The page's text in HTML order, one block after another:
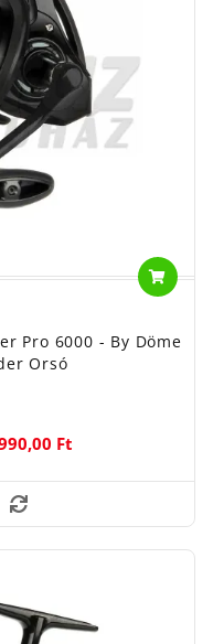
Pro 6000 - By Döme
Orsó
Ft